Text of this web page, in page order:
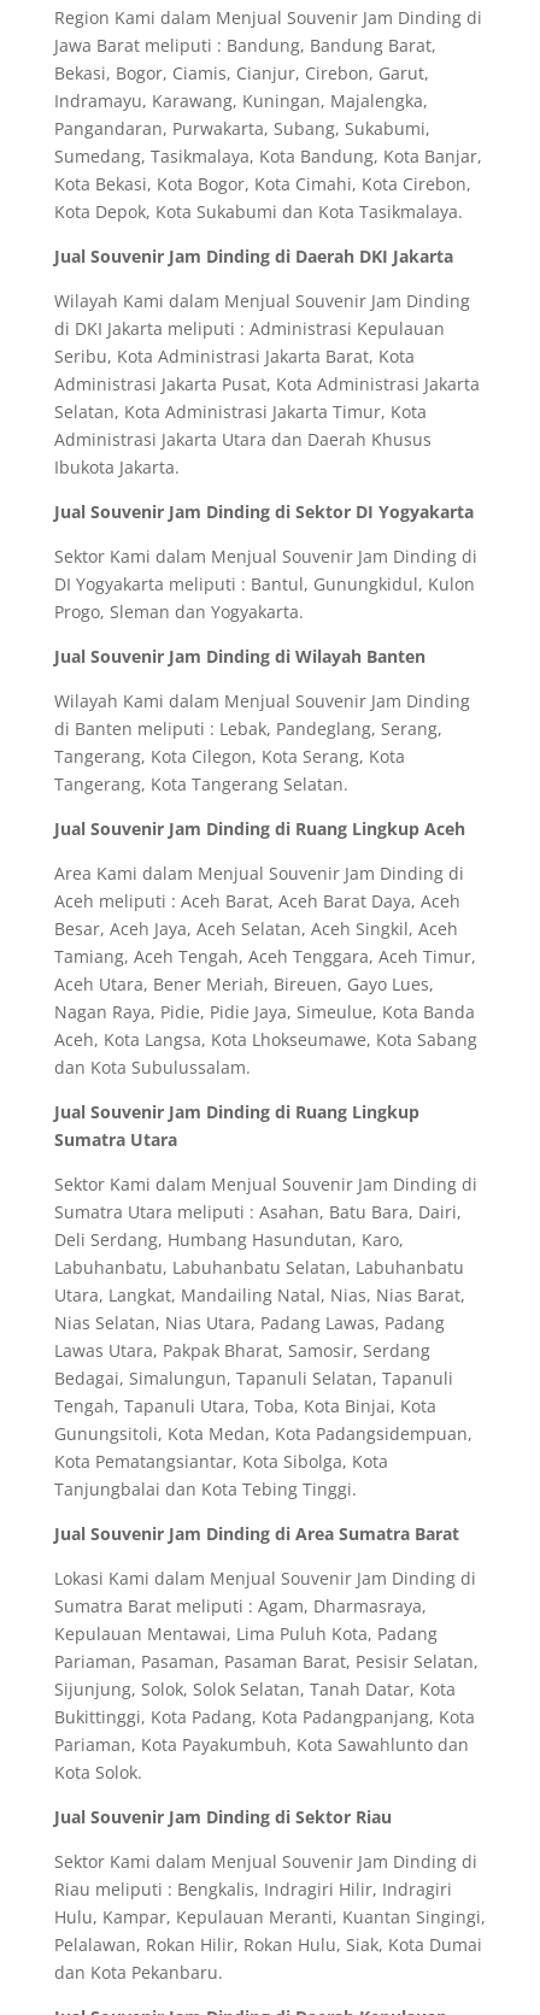
Region Kami dalam Menjual Souvenir Jam Dinding di
Jawa Barat meliputi : Bandung, Bandung Barat,
Bekasi, Bogor, Ciamis, Cianjur, Cirebon, Garut,
Indramayu, Karawang, Kuningan, Majalengka,
Pangandaran, Purwakarta, Subang, Sukabumi,
Sumedang, Tasikmalaya, Kota Bandung, Kota Banjar,
Kota Bekasi, Kota Bogor, Kota Cimahi, Kota Cirebon,
Kota Depok, Kota Sukabumi dan Kota Tasikmalaya.
Jual Souvenir Jam Dinding di Daerah DKI Jakarta
Wilayah Kami dalam Menjual Souvenir Jam Dinding
di DKI Jakarta meliputi : Administrasi Kepulauan
Seribu, Kota Administrasi Jakarta Barat, Kota
Administrasi Jakarta Pusat, Kota Administrasi Jakarta
Selatan, Kota Administrasi Jakarta Timur, Kota
Administrasi Jakarta Utara dan Daerah Khusus
Ibukota Jakarta.
Jual Souvenir Jam Dinding di Sektor DI Yogyakarta
Sektor Kami dalam Menjual Souvenir Jam Dinding di
DI Yogyakarta meliputi : Bantul, Gunungkidul, Kulon
Progo, Sleman dan Yogyakarta.
Jual Souvenir Jam Dinding di Wilayah Banten
Wilayah Kami dalam Menjual Souvenir Jam Dinding
di Banten meliputi : Lebak, Pandeglang, Serang,
Tangerang, Kota Cilegon, Kota Serang, Kota
Tangerang, Kota Tangerang Selatan.
Jual Souvenir Jam Dinding di Ruang Lingkup Aceh
Area Kami dalam Menjual Souvenir Jam Dinding di
Aceh meliputi : Aceh Barat, Aceh Barat Daya, Aceh
Besar, Aceh Jaya, Aceh Selatan, Aceh Singkil, Aceh
Tamiang, Aceh Tengah, Aceh Tenggara, Aceh Timur,
Aceh Utara, Bener Meriah, Bireuen, Gayo Lues,
Nagan Raya, Pidie, Pidie Jaya, Simeulue, Kota Banda
Aceh, Kota Langsa, Kota Lhokseumawe, Kota Sabang
dan Kota Subulussalam.
Jual Souvenir Jam Dinding di Ruang Lingkup
Sumatra Utara
Sektor Kami dalam Menjual Souvenir Jam Dinding di
Sumatra Utara meliputi : Asahan, Batu Bara, Dairi,
Deli Serdang, Humbang Hasundutan, Karo,
Labuhanbatu, Labuhanbatu Selatan, Labuhanbatu
Utara, Langkat, Mandailing Natal, Nias, Nias Barat,
Nias Selatan, Nias Utara, Padang Lawas, Padang
Lawas Utara, Pakpak Bharat, Samosir, Serdang
Bedagai, Simalungun, Tapanuli Selatan, Tapanuli
Tengah, Tapanuli Utara, Toba, Kota Binjai, Kota
Gunungsitoli, Kota Medan, Kota Padangsidempuan,
Kota Pematangsiantar, Kota Sibolga, Kota
Tanjungbalai dan Kota Tebing Tinggi.
Jual Souvenir Jam Dinding di Area Sumatra Barat
Lokasi Kami dalam Menjual Souvenir Jam Dinding di
Sumatra Barat meliputi : Agam, Dharmasraya,
Kepulauan Mentawai, Lima Puluh Kota, Padang
Pariaman, Pasaman, Pasaman Barat, Pesisir Selatan,
Sijunjung, Solok, Solok Selatan, Tanah Datar, Kota
Bukittinggi, Kota Padang, Kota Padangpanjang, Kota
Pariaman, Kota Payakumbuh, Kota Sawahlunto dan
Kota Solok.
Jual Souvenir Jam Dinding di Sektor Riau
Sektor Kami dalam Menjual Souvenir Jam Dinding di
Riau meliputi : Bengkalis, Indragiri Hilir, Indragiri
Hulu, Kampar, Kepulauan Meranti, Kuantan Singingi,
Pelalawan, Rokan Hilir, Rokan Hulu, Siak, Kota Dumai
dan Kota Pekanbaru.